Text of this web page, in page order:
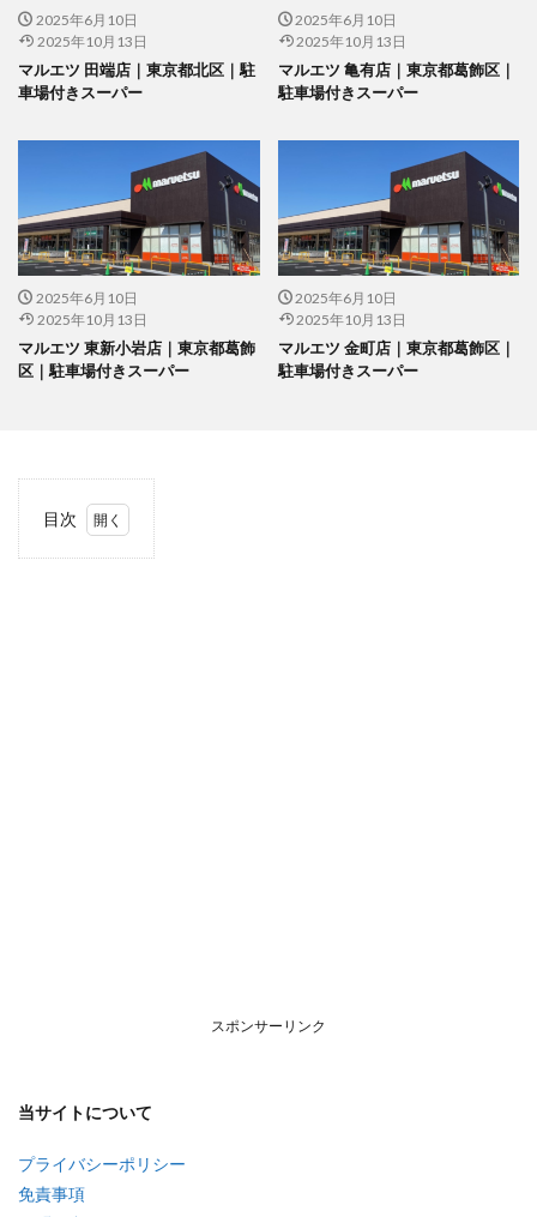
2025年6月10日
2025年10月13日
マルエツ 田端店｜東京都北区｜駐
車場付きスーパー
2025年6月10日
2025年10月13日
マルエツ 亀有店｜東京都葛飾区｜
駐車場付きスーパー
2025年6月10日
2025年10月13日
マルエツ 東新小岩店｜東京都葛飾
区｜駐車場付きスーパー
2025年6月10日
2025年10月13日
マルエツ 金町店｜東京都葛飾区｜
駐車場付きスーパー
目次
スポンサーリンク
当サイトについて
プライバシーポリシー
免責事項